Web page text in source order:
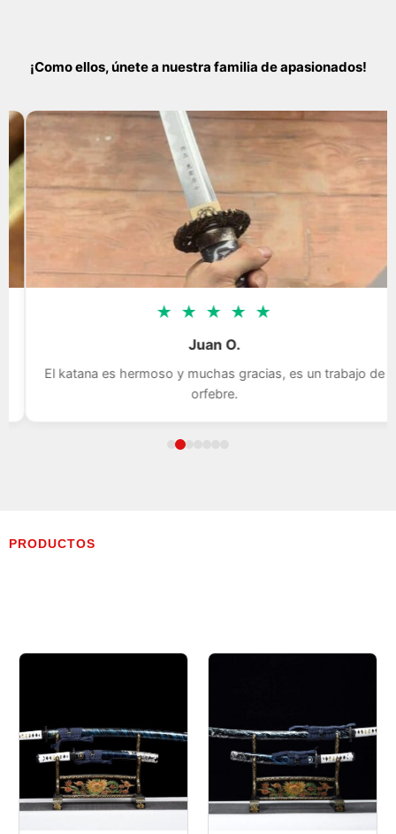
¡Como ellos, únete a nuestra familia de apasionados!
★ ★ ★ ★
Juan O.
El katana es hermoso y muchas gracias, es un trabajo de
orfebre.
PRODUCTOS